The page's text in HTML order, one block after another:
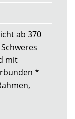
ab 370
mit
*